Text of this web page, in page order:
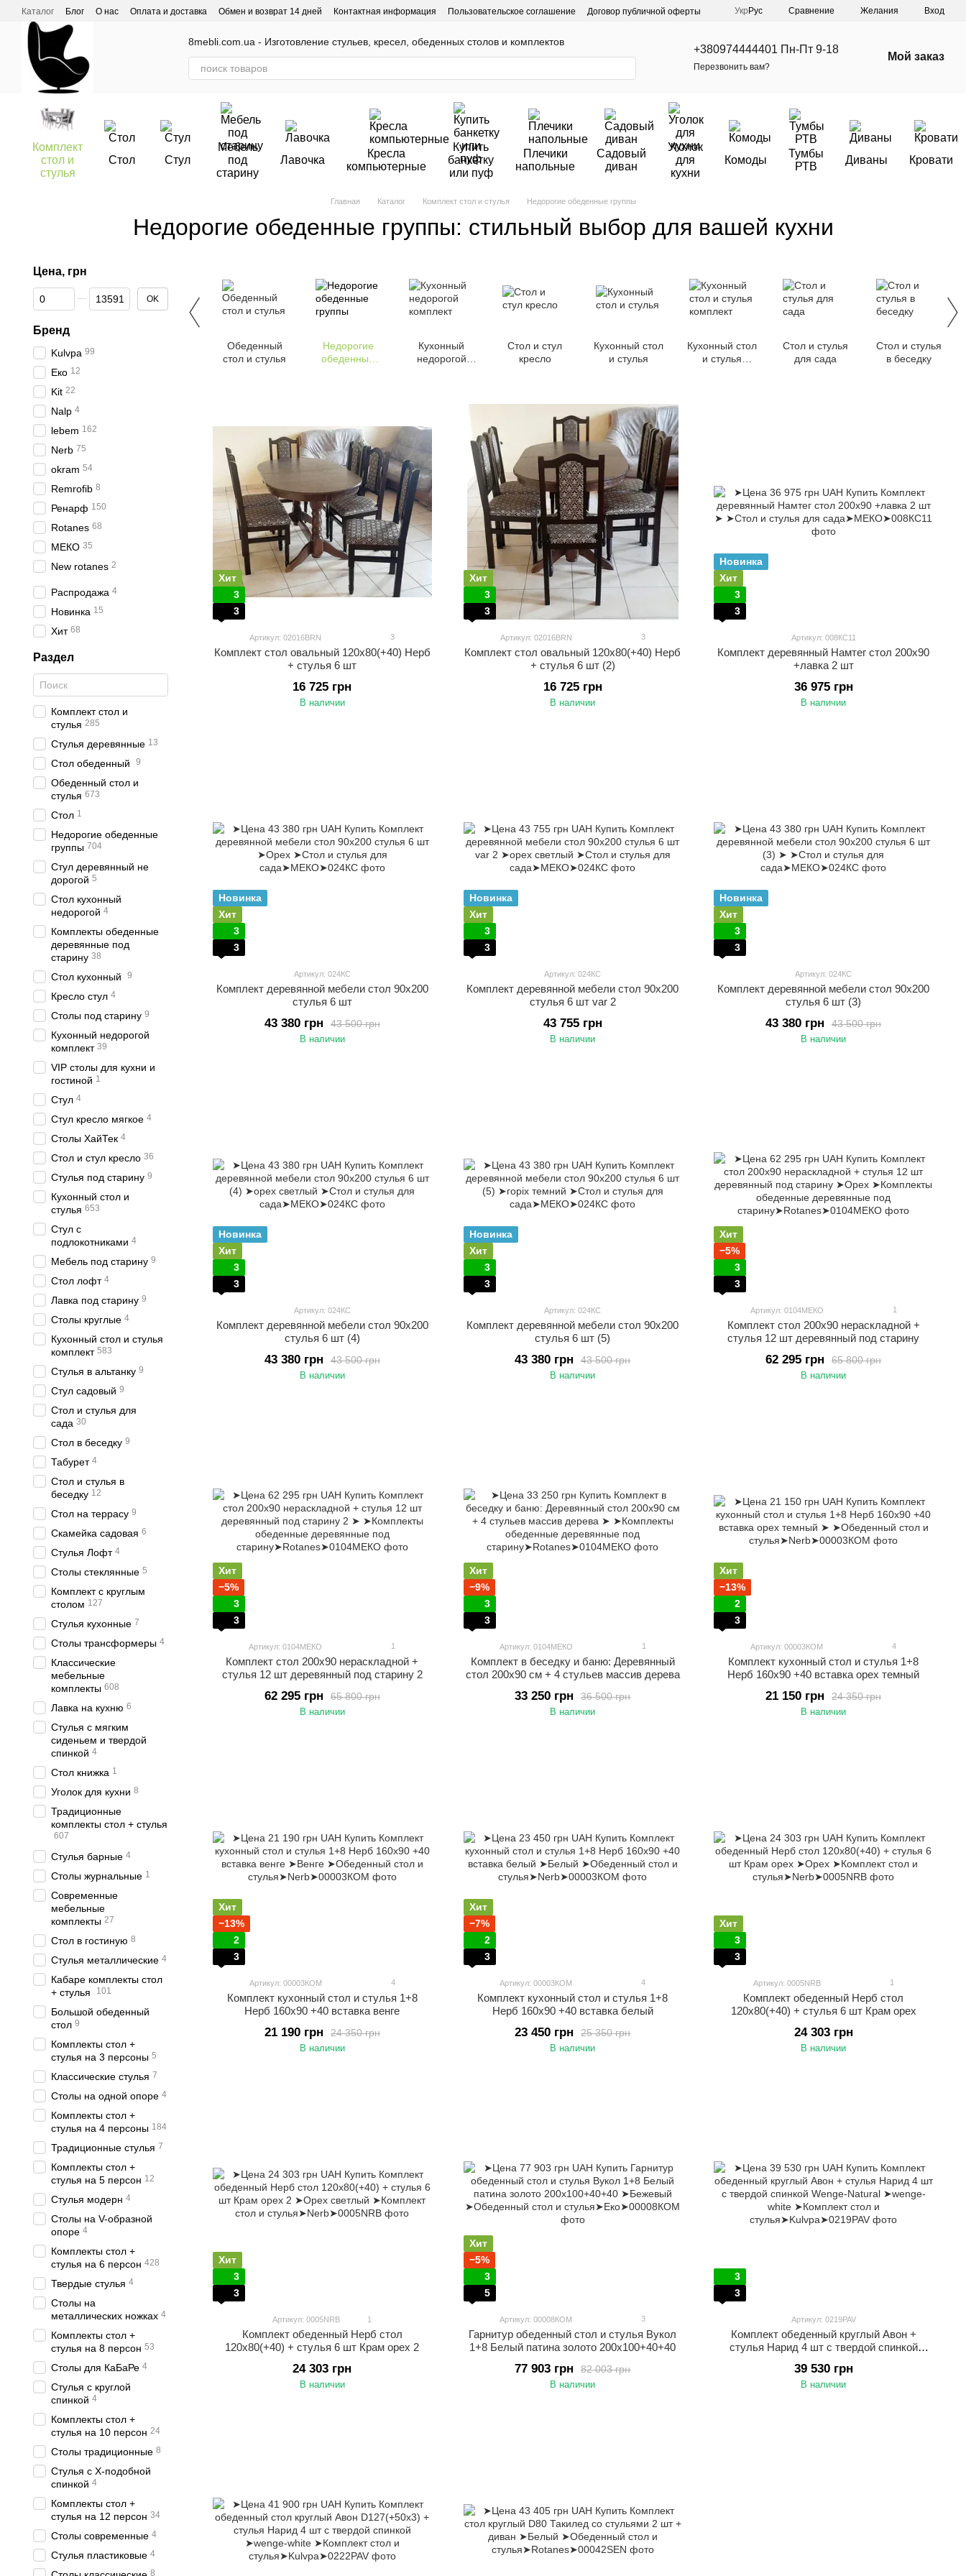
Перейти к основному контенту
Каталог Блог О нас Оплата и доставка Обмен и возврат 14 дней Контактная информация Пользовательское соглашение
Договор публичной оферты
Отзывы о магазине
Укр Рус Сравнение Желания Вход
8mebli.com.ua - Изготовление стульев, кресел, обеденных столов и комплектов
+380974444401 Пн-Пт 9-18
Перезвонить вам?
Мой заказ
Комплект
стол и
стулья
Стол Стул
Мебель
под
старину
Лавочка
Кресла
компьютерные
Купить
банкетку
или пуф
Плечики
напольные
Садовый
диван
Уголок
для
кухни
Комоды
Тумбы
РТВ
Диваны Кровати
Главная Каталог Комплект стол и стулья Недорогие обеденные группы
Недорогие обеденные группы: стильный выбор для вашей кухни
Обеденный
стол и стулья
Недорогие
обеденные
Кухонный
недорогой
Стол и стул
кресло
Кухонный стол
и стулья
Кухонный стол
и стулья
Стол и стулья
для сада
Стол и стулья
в беседку
Хит
3
3
Артикул: 02016BRN 3
Комплект стол овальный 120х80(+40) Нерб
+ стулья 6 шт
16 725 грн
В наличии
Хит
3
3
Артикул: 02016BRN 3
Комплект стол овальный 120х80(+40) Нерб
+ стулья 6 шт (2)
16 725 грн
В наличии
Новинка
Хит
3
3
Артикул: 008КС11
Комплект деревянный Намтег стол 200х90
+лавка 2 шт
36 975 грн
В наличии
Новинка
Хит
3
3
Артикул: 024КС
Комплект деревянной мебели стол 90х200
стулья 6 шт
43 500 грн
43 380 грн
В наличии
Новинка
Хит
3
3
Артикул: 024КС
Комплект деревянной мебели стол 90х200
стулья 6 шт var 2
43 755 грн
В наличии
Новинка
Хит
3
3
Артикул: 024КС
Комплект деревянной мебели стол 90х200
стулья 6 шт (3)
43 500 грн
43 380 грн
В наличии
Новинка
Хит
3
3
Артикул: 024КС
Комплект деревянной мебели стол 90х200
стулья 6 шт (4)
43 500 грн
43 380 грн
В наличии
Новинка
Хит
3
3
Артикул: 024КС
Комплект деревянной мебели стол 90х200
стулья 6 шт (5)
43 500 грн
43 380 грн
В наличии
Хит
−5%
3
3
Артикул: 0104МЕКО 1
Комплект стол 200х90 нераскладной +
стулья 12 шт деревянный под старину
65 800 грн
62 295 грн
В наличии
Хит
−5%
3
3
Артикул: 0104МЕКО 1
Комплект стол 200х90 нераскладной +
стулья 12 шт деревянный под старину 2
65 800 грн
62 295 грн
В наличии
Хит
−9%
3
3
Артикул: 0104МЕКО 1
Комплект в беседку и баню: Деревянный
стол 200х90 см + 4 стульев массив дерева
36 500 грн
33 250 грн
В наличии
Хит
−13%
2
3
Артикул: 00003КОМ 4
Комплект кухонный стол и стулья 1+8
Нерб 160х90 +40 вставка орех темный
24 350 грн
21 150 грн
В наличии
Хит
−13%
2
3
Артикул: 00003КОМ 4
Комплект кухонный стол и стулья 1+8
Нерб 160х90 +40 вставка венге
24 350 грн
21 190 грн
В наличии
Хит
−7%
2
3
Артикул: 00003КОМ 4
Комплект кухонный стол и стулья 1+8
Нерб 160х90 +40 вставка белый
25 350 грн
23 450 грн
В наличии
Хит
3
3
Артикул: 0005NRB 1
Комплект обеденный Нерб стол
120х80(+40) + стулья 6 шт Крам орех
24 303 грн
В наличии
Хит
3
3
Артикул: 0005NRB 1
Комплект обеденный Нерб стол
120х80(+40) + стулья 6 шт Крам орех 2
24 303 грн
В наличии
Хит
−5%
3
5
Артикул: 00008КОМ 3
Гарнитур обеденный стол и стулья Вукол
1+8 Белый патина золото 200х100+40+40
82 003 грн
77 903 грн
В наличии
3
3
Артикул: 0219PAV
Комплект обеденный круглый Авон +
стулья Нарид 4 шт с твердой спинкой
39 530 грн
В наличии
Цена, грн
От Цена, грн
До Цена, грн OK
Бренд
Kulvpa 99
Еко 12
Kit 22
Nalp 4
lebem 162
Nerb 75
okram 54
Remrofib 8
Ренарф 150
Rotanes 68
МЕКО 35
New rotanes 2
Распродажа 4
Новинка 15
Хит 68
Раздел
Комплект стол и
стулья 285
Стулья деревянные 13
Стол обеденный 9
Обеденный стол и
стулья 673
Стол 1
Недорогие обеденные
группы 704
Стул деревянный не
дорогой 5
Стол кухонный
недорогой 4
Комплекты обеденные
деревянные под
старину 38
Стол кухонный 9
Кресло стул 4
Столы под старину 9
Кухонный недорогой
комплект 39
VIP столы для кухни и
гостиной 1
Стул 4
Стул кресло мягкое 4
Столы ХайТек 4
Стол и стул кресло 36
Стулья под старину 9
Кухонный стол и
стулья 653
Стул с
подлокотниками 4
Мебель под старину 9
Стол лофт 4
Лавка под старину 9
Столы круглые 4
Кухонный стол и стулья
комплект 583
Стулья в альтанку 9
Стул садовый 9
Стол и стулья для
сада 30
Стол в беседку 9
Табурет 4
Стол и стулья в
беседку 12
Стол на террасу 9
Скамейка садовая 6
Стулья Лофт 4
Столы стеклянные 5
Комплект с круглым
столом 127
Стулья кухонные 7
Столы трансформеры 4
Классические
мебельные
комплекты 608
Лавка на кухню 6
Стулья с мягким
сиденьем и твердой
спинкой 4
Стол книжка 1
Уголок для кухни 8
Традиционные
комплекты стол + стулья
607
Стулья барные 4
Столы журнальные 1
Современные
мебельные
комплекты 27
Стол в гостиную 8
Стулья металлические 4
Кабаре комплекты стол
+ стулья
101
Большой обеденный
стол 9
Комплекты стол +
стулья на 3 персоны 5
Классические стулья 7
Столы на одной опоре 4
Комплекты стол +
стулья на 4 персоны 184
Традиционные стулья 7
Комплекты стол +
стулья на 5 персон 12
Стулья модерн 4
Столы на V-образной
опоре 4
Комплекты стол +
стулья на 6 персон 428
Твердые стулья 4
Столы на
металлических ножках 4
Комплекты стол +
стулья на 8 персон 53
Столы для КаБаРе 4
Стулья с круглой
спинкой 4
Комплекты стол +
стулья на 10 персон 24
Столы традиционные 8
Стулья с Х-подобной
спинкой 4
Комплекты стол +
стулья на 12 персон 34
Столы современные 4
Стулья пластиковые 4
8